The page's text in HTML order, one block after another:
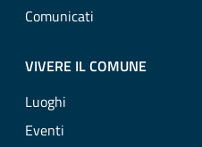
Comunicati
VIVERE IL COMUNE
Luoghi
Eventi